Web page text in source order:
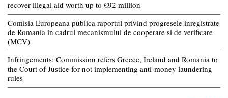
recover illegal aid worth up to €92 million
Comisia Europeana publica raportul privind progresele inregistrate
de Romania in cadrul mecanismului de cooperare si de verificare
(MCV)
Infringements: Commission refers Greece, Ireland and Romania to
the Court of Justice for not implementing anti-money laundering
rules